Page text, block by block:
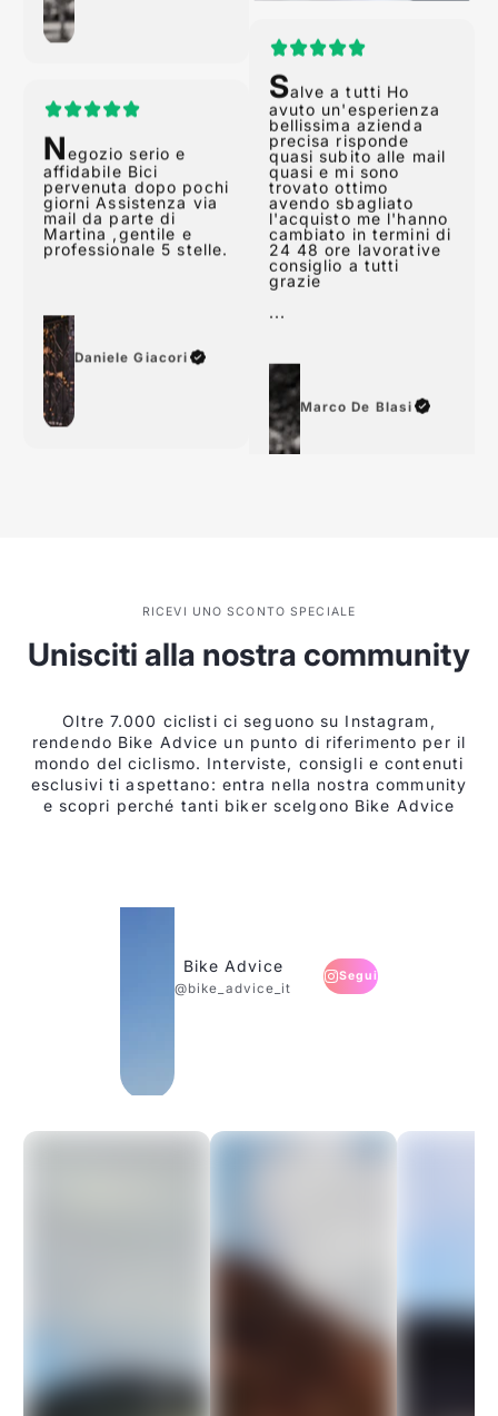
Negozio serio e
pervenuta dopo pochi
giorni Assistenza via
mail da parte di
Martina ,gentile e
professionale 5 stelle.
Daniele Giacori
Salve a tutti Ho
avuto un'esperienza
bellissima azienda
precisa risponde
quasi subito alle mail
quasi e mi sono
trovato ottimo
avendo sbagliato
l'acquisto me l'hanno
cambiato in termini di
24 48 ore lavorative
Marco De Blasi
RICEVI UNO SCONTO SPECIALE
Unisciti alla nostra community
Oltre 7.000 ciclisti ci seguono su Instagram,
rendendo Bike Advice un punto di riferimento per il
mondo del ciclismo. Interviste, consigli e contenuti
esclusivi ti aspettano: entra nella nostra community
e scopri perché tanti biker scelgono Bike Advice
Bike Advice
@bike_advice_it
Segui